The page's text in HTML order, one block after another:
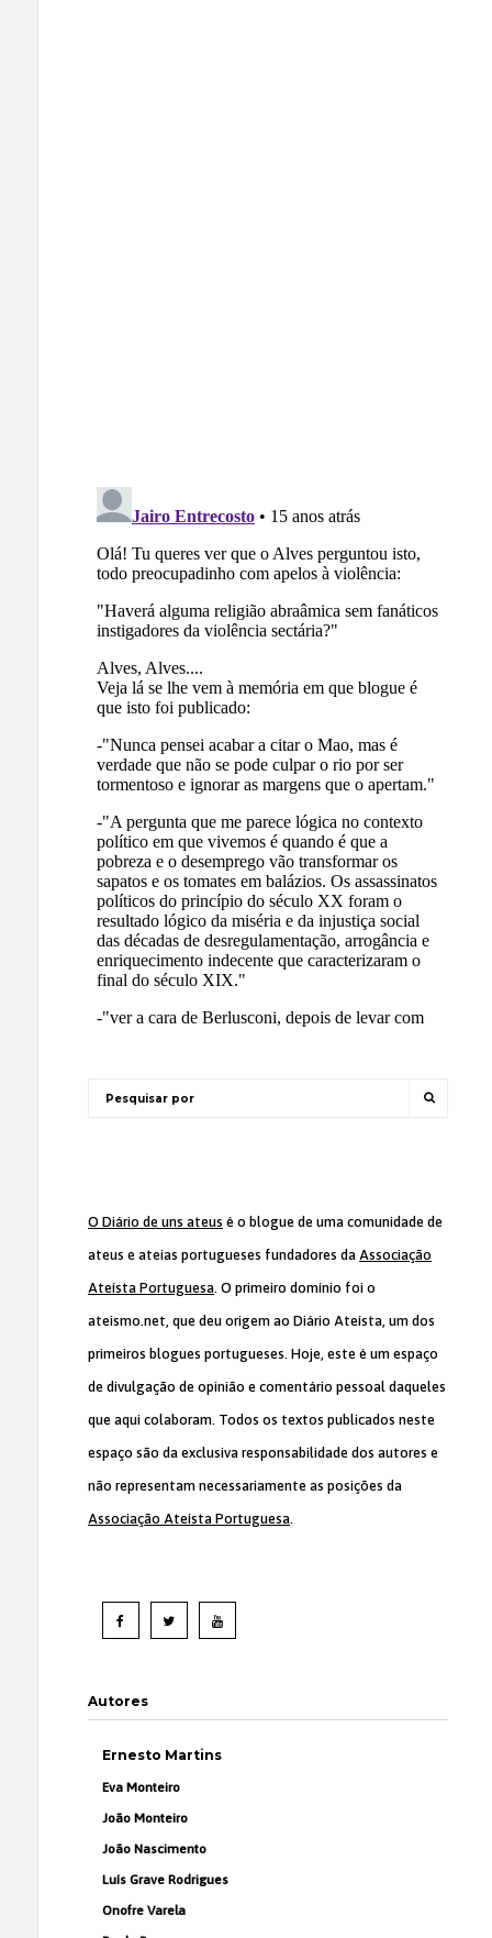
O Diário de uns ateus é o blogue de uma comunidade de
ateus e ateias portugueses fundadores da Associação
Ateísta Portuguesa. O primeiro domínio foi o
ateismo.net, que deu origem ao Diário Ateísta, um dos
primeiros blogues portugueses. Hoje, este é um espaço
de divulgação de opinião e comentário pessoal daqueles
que aqui colaboram. Todos os textos publicados neste
espaço são da exclusiva responsabilidade dos autores e
não representam necessariamente as posições da
Associação Ateísta Portuguesa.
Autores
Ernesto Martins
Eva Monteiro
João Monteiro
João Nascimento
Luís Grave Rodrigues
Onofre Varela